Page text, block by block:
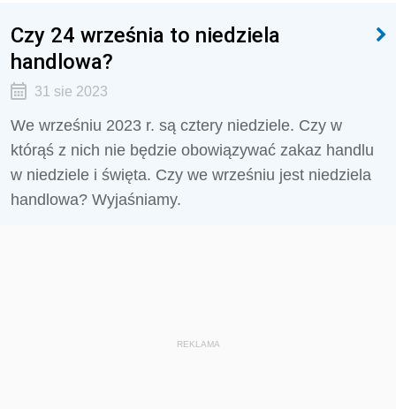
Czy 24 września to niedziela
handlowa?
31 sie 2023
We wrześniu 2023 r. są cztery niedziele. Czy w
którąś z nich nie będzie obowiązywać zakaz handlu
w niedziele i święta. Czy we wrześniu jest niedziela
handlowa? Wyjaśniamy.
REKLAMA